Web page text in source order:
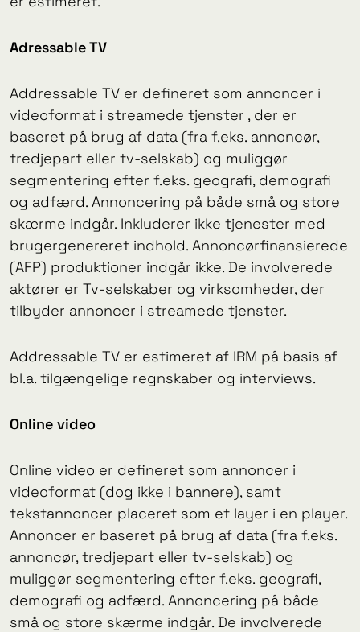
Adressable TV
Addressable TV er defineret som annoncer i
videoformat i streamede tjenster , der er
baseret på brug af data (fra f.eks. annoncør,
tredjepart eller tv-selskab) og muliggør
segmentering efter f.eks. geografi, demografi
og adfærd. Annoncering på både små og store
skærme indgår. Inkluderer ikke tjenester med
brugergenereret indhold. Annoncørfinansierede
(AFP) produktioner indgår ikke. De involverede
aktører er Tv-selskaber og virksomheder, der
tilbyder annoncer i streamede tjenster.
Addressable TV er estimeret af IRM på basis af
bl.a. tilgængelige regnskaber og interviews.
Online video
Online video er defineret som annoncer i
videoformat (dog ikke i bannere), samt
tekstannoncer placeret som et layer i en player.
Annoncer er baseret på brug af data (fra f.eks.
annoncør, tredjepart eller tv-selskab) og
muliggør segmentering efter f.eks. geografi,
demografi og adfærd. Annoncering på både
små og store skærme indgår. De involverede